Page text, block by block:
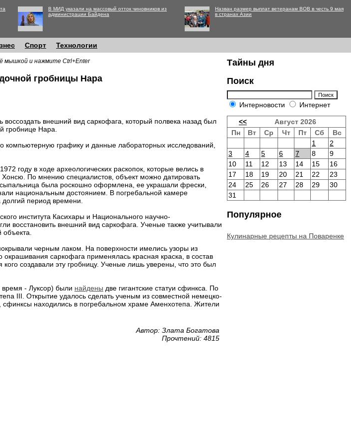
В МИД указали на массовый отток чиновников из
администрации Байдена
Назван размер выплат ветеранам ВОВ в честь 9 мая
в странах Азии
Спорт Технологии
мышкой и нажмите Ctrl+Enter
гробницы Нара
воссоздать внешний вид саркофага, который полвека назад был
гробнице Нара.
компьютерную графику и данные лабораторных исследований,
году в ходе археологических раскопок, которые велись в
Хонсю. По мнению специалистов, объект можно датировать
была роскошно оформлена, ее украшали фрески,
национальным достоянием. В погребальной камере
период времени.
института Касихары и Национального научно-
восстановить внешний вид саркофага. Ученые также учитывали
черным лаком. На поверхности имелись узоры из
саркофага применялась красная краска, в состав
создавали эту гробницу. Ученые лишь уверены, что это был
- Луксор) были найдены две гигантские статуи сфинкса. По
III. Открытие удалось сделать ученым из совместной немецко-
сфинксы находились в погребальном храме Аменхотепа. Жители
Автор: Злата Богатова
Прочтений: 4815
Тайны дня
Поиск
Интерновости Интернет
<<
Август 2026
Пн
Вт Ср Чт Пт Сб
Вс
1
2
3
4 5 6 7 8
9
10
11 12 13 14 15
16
17
18 19 20 21 22
23
24
25 26 27 28 29
30
31
Популярное
Кулинарные рецепты на Поваренке